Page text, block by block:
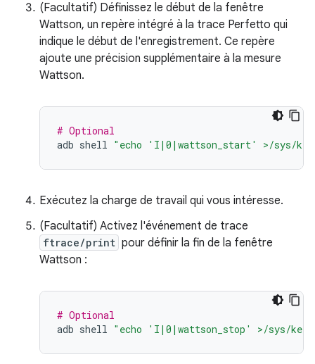
(Facultatif) Définissez le début de la fenêtre
Wattson, un repère intégré à la trace Perfetto qui
indique le début de l'enregistrement. Ce repère
ajoute une précision supplémentaire à la mesure
Wattson.
# Optional
adb shell "echo 'I|0|wattson_start' >/sys/
Exécutez la charge de travail qui vous intéresse.
(Facultatif) Activez l'événement de trace
ftrace/print pour définir la fin de la fenêtre
Wattson :
# Optional
adb shell "echo 'I|0|wattson_stop' >/sys/